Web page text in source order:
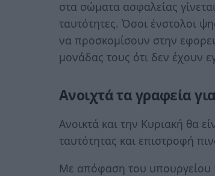
στα σώματα ασφαλείας
ταυτότητες. Όσοι ένστολοι
να προσκομίσουν στην
μονάδας τους ότι δεν έχουν
Ανοιχτά τα γραφεία
Ανοικτά και την Κυριακή θα
ταυτότητας και επιστροφή
Με απόφαση του υπουργείου